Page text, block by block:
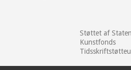
Støttet af
Kunstfonds